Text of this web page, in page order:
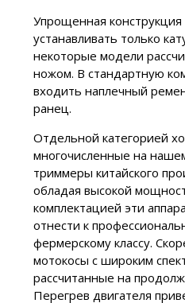
Упрощенная конструкция
устанавливать только
некоторые модели
ножом. В стандартную
входить наплечный
ранец.
Отдельной категорией
многочисленные на
триммеры китайского
обладая высокой
комплектацией эти
отнести к
фермерскому классу.
мотокосы с широким
рассчитанные на
Перегрев двигателя